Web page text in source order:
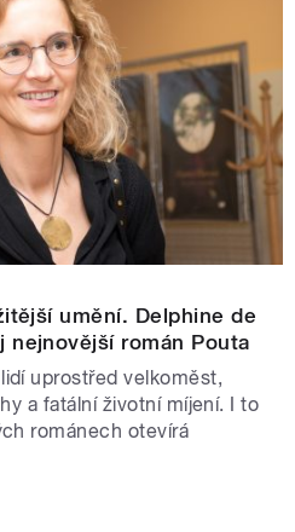
umění. Delphine de
nejnovější román Pouta
uprostřed velkoměst,
a fatální životní míjení. I to
románech otevírá